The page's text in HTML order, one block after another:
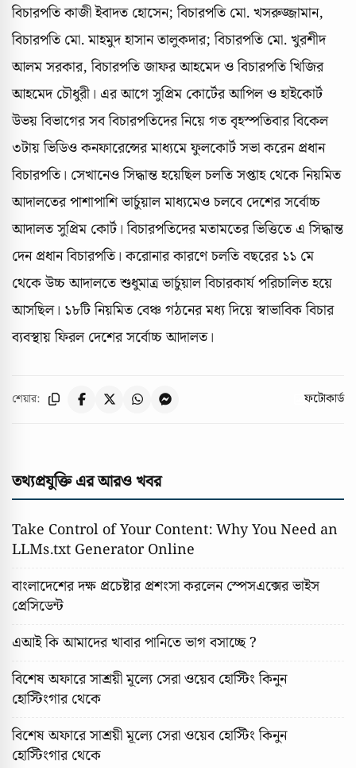
বিচারপতি কাজী ইবাদত হোসেন; বিচারপতি মো. খসরুজ্জামান,
বিচারপতি মো. মাহমুদ হাসান তালুকদার; বিচারপতি মো. খুরশীদ
আলম সরকার, বিচারপতি জাফর আহমেদ ও বিচারপতি খিজির
আহমেদ চৌধুরী। এর আগে সুপ্রিম কোর্টের আপিল ও হাইকোর্ট
উভয় বিভাগের সব বিচারপতিদের নিয়ে গত বৃহস্পতিবার বিকেল
৩টায় ভিডিও কনফারেন্সের মাধ্যমে ফুলকোর্ট সভা করেন প্রধান
বিচারপতি। সেখানেও সিদ্ধান্ত হয়েছিল চলতি সপ্তাহ থেকে নিয়মিত
আদালতের পাশাপাশি ভার্চুয়াল মাধ্যমেও চলবে দেশের সর্বোচ্চ
আদালত সুপ্রিম কোর্ট। বিচারপতিদের মতামতের ভিত্তিতে এ সিদ্ধান্ত
দেন প্রধান বিচারপতি। করোনার কারণে চলতি বছরের ১১ মে
থেকে উচ্চ আদালতে শুধুমাত্র ভার্চুয়াল বিচারকার্য পরিচালিত হয়ে
আসছিল। ১৮টি নিয়মিত বেঞ্চ গঠনের মধ্য দিয়ে স্বাভাবিক বিচার
ব্যবস্থায় ফিরল দেশের সর্বোচ্চ আদালত।
শেয়ার: ফটোকার্ড
তথ্যপ্রযুক্তি এর আরও খবর
Take Control of Your Content: Why You Need an
LLMs.txt Generator Online
বাংলাদেশের দক্ষ প্রচেষ্টার প্রশংসা করলেন স্পেসএক্সের ভাইস
প্রেসিডেন্ট
এআই কি আমাদের খাবার পানিতে ভাগ বসাচ্ছে ?
বিশেষ অফারে সাশ্রয়ী মূল্যে সেরা ওয়েব হোস্টিং কিনুন
হোস্টিংগার থেকে
বিশেষ অফারে সাশ্রয়ী মূল্যে সেরা ওয়েব হোস্টিং কিনুন
হোস্টিংগার থেকে